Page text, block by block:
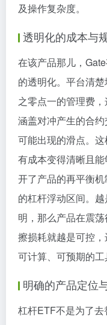
及操作复杂度。
透明化的成本与
在该产品那儿，
的透明化。平台清
之零点一的管理费
涵盖对冲产生的合
可能出现的滑点。
有成本变得清晰且
开了产品的再平衡
的杠杆浮动区间。
明，那么产品在震
擦损耗就越是可控
可计算、可预期的工
明确的产品定位
杠杆ETF不是为了